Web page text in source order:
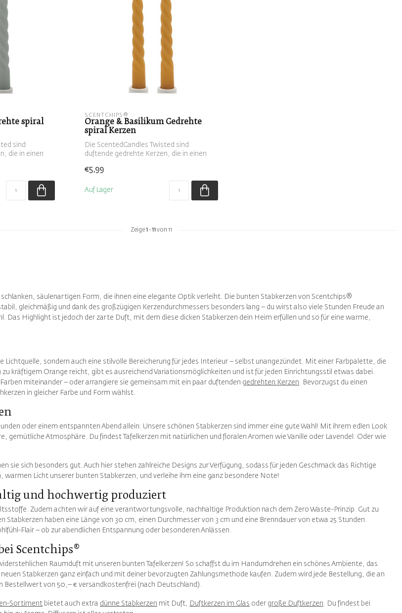
spiral
sind
die in einen
SCENTCHIPS®
Orange & Basilikum Gedrehte
spiral Kerzen
Die ScentedCandles Twisted sind
duftende gedrehte Kerzen, die in einen
€5,99
Auf Lager
Zeige1-11von 11
säulenartigen Form, die ihnen eine elegante Optik verleiht. Die bunten Stabkerzen von Scentchips®
gleichmäßig und dank des großzügigen Kerzendurchmessers besonders lang – du wirst also viele Stunden Freude an
Das Highlight ist jedoch der zarte Duft, mit dem diese dicken Stabkerzen dein Heim erfüllen und so für eine warme,
sondern auch eine stilvolle Bereicherung für jedes Interieur – selbst unangezündet. Mit einer Farbpalette, die
kräftigem Orange reicht, gibt es ausreichend Variationsmöglichkeiten und ist für jeden Einrichtungsstil etwas dabei.
miteinander – oder arrangiere sie gemeinsam mit ein paar duftenden gedrehten Kerzen . Bevorzugst du einen
in gleicher Farbe und Form wählst.
oder einem entspannten Abend allein: Unsere schönen Stabkerzen sind immer eine gute Wahl! Mit ihrem edlen Look
gemütliche Atmosphäre. Du findest Tafelkerzen mit natürlichen und floralen Aromen wie Vanille oder Lavendel. Oder wie
sie sich besonders gut. Auch hier stehen zahlreiche Designs zur Verfügung, sodass für jeden Geschmack das Richtige
Licht unserer bunten Stabkerzen, und verleihe ihm eine ganz besondere Note!
und hochwertig produziert
Zudem achten wir auf eine verantwortungsvolle, nachhaltige Produktion nach dem Zero Waste-Prinzip. Gut zu
haben eine Länge von 30 cm, einen Durchmesser von 3 cm und eine Brenndauer von etwa 25 Stunden.
Flair – ob zur abendlichen Entspannung oder besonderen Anlässen.
Scentchips®
Raumduft mit unseren bunten Tafelkerzen! So schaffst du im Handumdrehen ein schönes Ambiente, das
Stabkerzen ganz einfach und mit deiner bevorzugten Zahlungsmethode kaufen. Zudem wird jede Bestellung, die an
Bestellwert von 50,– € versandkostenfrei (nach Deutschland).
Sortiment bietet auch extra dünne Stabkerzen mit Duft, Duftkerzen im Glas oder große Duftkerzen . Du findest bei